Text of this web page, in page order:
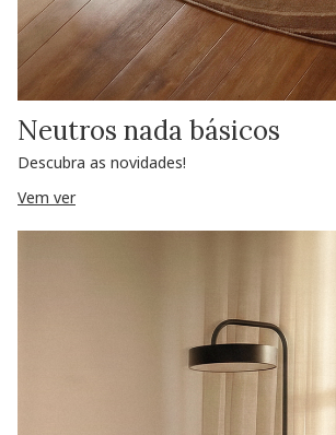
Neutros nada básicos
Descubra as novidades!
Vem ver